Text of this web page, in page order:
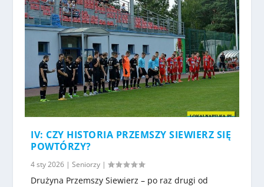
IV: CZY HISTORIA PRZEMSZY SIEWIERZ SIĘ
POWTÓRZY?
4 sty 2026 |Seniorzy |
Drużyna Przemszy Siewierz – po raz drugi od